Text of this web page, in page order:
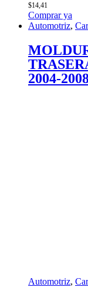
$14,41
Comprar ya
Automotriz,
2004-
Automotriz,